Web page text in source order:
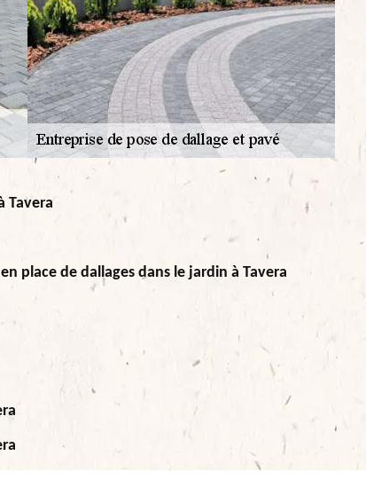
Tavera
place de dallages dans le jardin à Tavera